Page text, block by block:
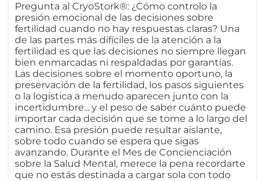
Pregunta al CryoStork®: ¿Cómo controlo la
presión emocional de las decisiones sobre
fertilidad cuando no hay respuestas claras? Una
de las partes más difíciles de la atención a la
fertilidad es que las decisiones no siempre llegan
bien enmarcadas ni respaldadas por garantías.
Las decisiones sobre el momento oportuno, la
preservación de la fertilidad, los pasos siguientes
o la logística a menudo aparecen junto con la
incertidumbre... y el peso de saber cuánto puede
importar cada decisión que se tome a lo largo del
camino. Esa presión puede resultar aislante,
sobre todo cuando se espera que sigas
avanzando. Durante el Mes de Concienciación
sobre la Salud Mental, merece la pena recordarte
que no estás destinada a cargar sola con todo